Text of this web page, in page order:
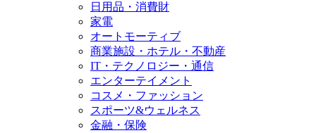
日用品・消費財
家電
オートモーティブ
商業施設・ホテル・不動産
IT・テクノロジー・通信
エンターテイメント
コスメ・ファッション
スポーツ&ウェルネス
金融・保険